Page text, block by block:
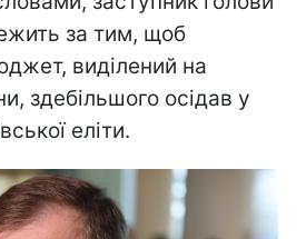
за тим, щоб
виділений на
здебільшого осідав у
еліти.